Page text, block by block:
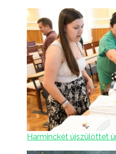
Harminckét újszülöttet